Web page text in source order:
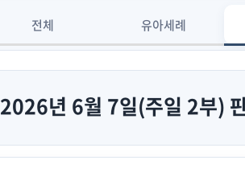
전체 유아세례
2026년 6월 7일(주일 2부)